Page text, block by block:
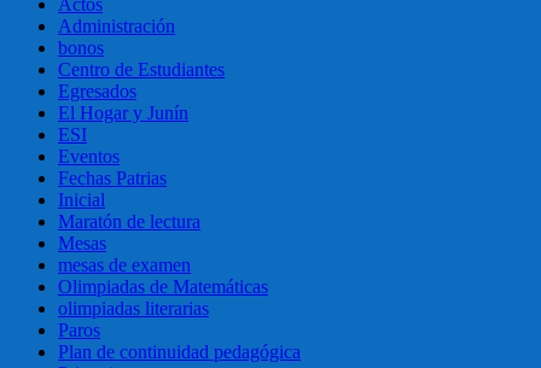
Actos
Administración
bonos
Centro de Estudiantes
Egresados
El Hogar y Junín
ESI
Eventos
Fechas Patrias
Inicial
Maratón de lectura
Mesas
mesas de examen
Olimpiadas de Matemáticas
olimpiadas literarias
Paros
Plan de continuidad pedagógica